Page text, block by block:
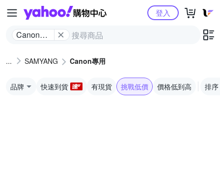
Yahoo購物中心
Canon專
登入
SAMYANG Canon專用
品牌 快速到貨 有現貨 挑戰低價 價格低到高 排序